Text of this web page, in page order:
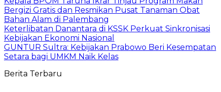
Bergizi Gratis dan Resmikan Pusat Tanaman Obat
Bahan Alam di Palembang
Keterlibatan Danantara di KSSK Perkuat Sinkronisasi
Kebijakan Ekonomi Nasional
GUNTUR Sultra: Kebijakan Prabowo Beri Kesempatan
Setara bagi UMKM Naik Kelas
Berita Terbaru